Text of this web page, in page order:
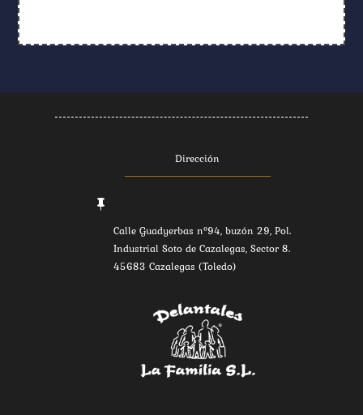
Dirección

Calle Guadyerbas nº94, buzón 29, Pol.
Industrial Soto de Cazalegas, Sector 8.
45683 Cazalegas (Toledo)